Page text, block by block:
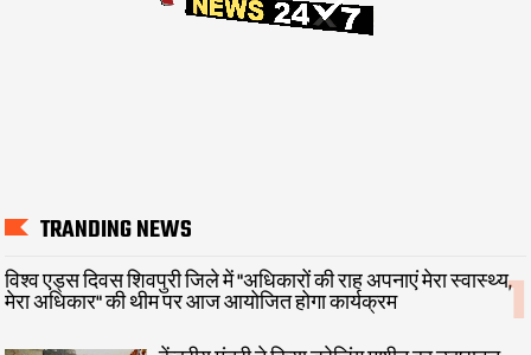
TRANDING NEWS
विश्व एड्स दिवस शिवपुरी जिले में "अधिकारों की राह अपनाएं मेरा स्वास्थ्य,
मेरा अधिकार" की थीम पर आज आयोजित होगा कार्यक्रम